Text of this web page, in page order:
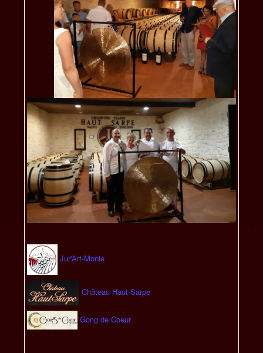
Jur'Art-Monie
Château Haut-Sarpe
Gong de Coeur